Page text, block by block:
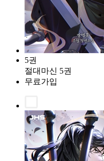
5권
절대마신 5권
무료가입